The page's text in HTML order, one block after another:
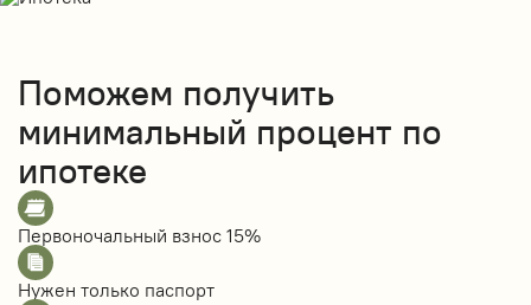
Поможем получить
минимальный процент по
ипотеке
Первоночальный взнос 15%
Нужен только паспорт